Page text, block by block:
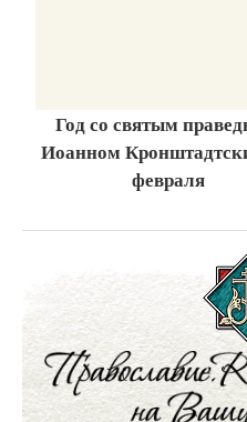
Год со святым
Иоанном
февраля